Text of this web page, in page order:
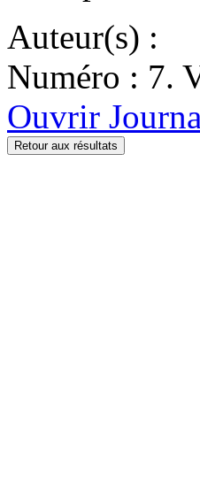
Auteur(s) :
Numéro : 7.
Ouvrir
Retour aux résultats